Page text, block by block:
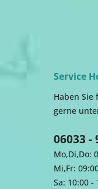
Service
Haben Sie
gerne
06033 -
Mo,Di,Do:
Mi,Fr:
Sa: 10:00 -